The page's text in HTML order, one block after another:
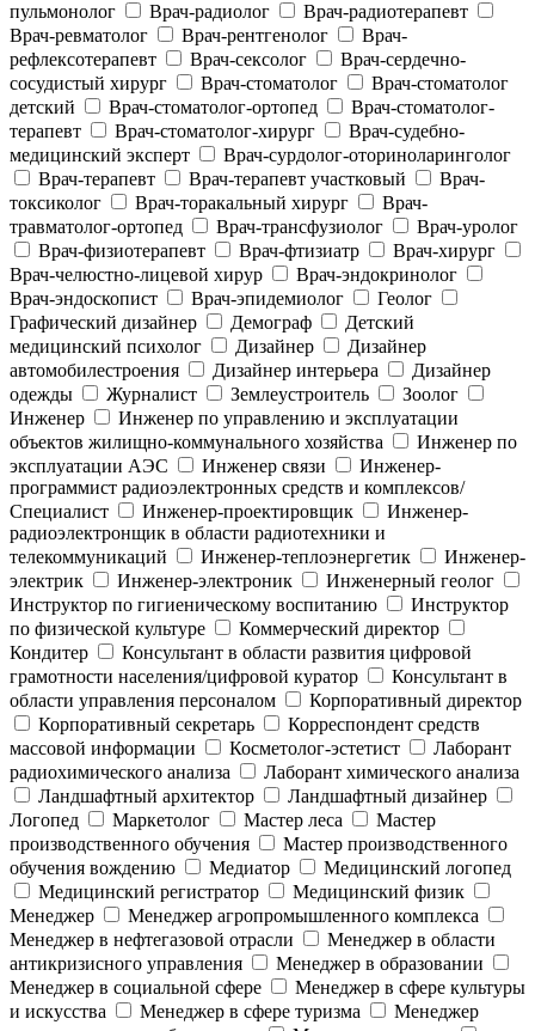
пульмонолог
Врач-радиолог
Врач-радиотерапевт
Врач-ревматолог
Врач-рентгенолог
Врач-
рефлексотерапевт
Врач-сексолог
Врач-сердечно-
сосудистый хирург
Врач-стоматолог
Врач-стоматолог
детский
Врач-стоматолог-ортопед
Врач-стоматолог-
терапевт
Врач-стоматолог-хирург
Врач-судебно-
медицинский эксперт
Врач-сурдолог-оториноларинголог
Врач-терапевт
Врач-терапевт участковый
Врач-
токсиколог
Врач-торакальный хирург
Врач-
травматолог-ортопед
Врач-трансфузиолог
Врач-уролог
Врач-физиотерапевт
Врач-фтизиатр
Врач-хирург
Врач-челюстно-лицевой хирур
Врач-эндокринолог
Врач-эндоскопист
Врач-эпидемиолог
Геолог
Графический дизайнер
Демограф
Детский
медицинский психолог
Дизайнер
Дизайнер
автомобилестроения
Дизайнер интерьера
Дизайнер
одежды
Журналист Землеустроитель
Зоолог
Инженер
Инженер по управлению и эксплуатации
объектов жилищно-коммунального хозяйства
Инженер по
эксплуатации АЭС
Инженер связи
Инженер-
программист радиоэлектронных средств и комплексов/
Специалист
Инженер-проектировщик
Инженер-
радиоэлектронщик в области радиотехники и
телекоммуникаций
Инженер-теплоэнергетик
Инженер-
электрик
Инженер-электроник
Инженерный геолог
Инструктор по гигиеническому воспитанию
Инструктор
по физической культуре
Коммерческий директор
Кондитер
Консультант в области развития цифровой
грамотности населения/цифровой куратор
Консультант в
области управления персоналом
Корпоративный директор
Корпоративный секретарь
Корреспондент средств
массовой информации
Косметолог-эстетист
Лаборант
радиохимического анализа
Лаборант химического анализа
Ландшафтный архитектор
Ландшафтный дизайнер
Логопед
Маркетолог Мастер леса
Мастер
производственного обучения
Мастер производственного
обучения вождению
Медиатор
Медицинский логопед
Медицинский регистратор
Медицинский физик
Менеджер
Менеджер агропромышленного комплекса
Менеджер в нефтегазовой отрасли
Менеджер в области
антикризисного управления
Менеджер в образовании
Менеджер в социальной сфере
Менеджер в сфере культуры
и искусства
Менеджер в сфере туризма
Менеджер